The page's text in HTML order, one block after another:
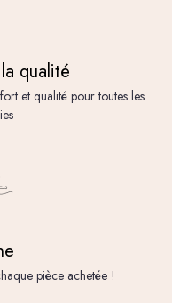
qualité
et qualité pour toutes les
pièce achetée !